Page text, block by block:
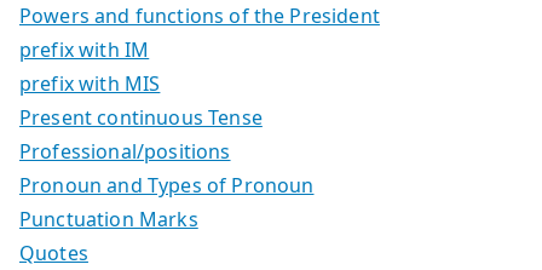
Powers and functions of the President
prefix with IM
prefix with MIS
Present continuous Tense
Professional/positions
Pronoun and Types of Pronoun
Punctuation Marks
Quotes